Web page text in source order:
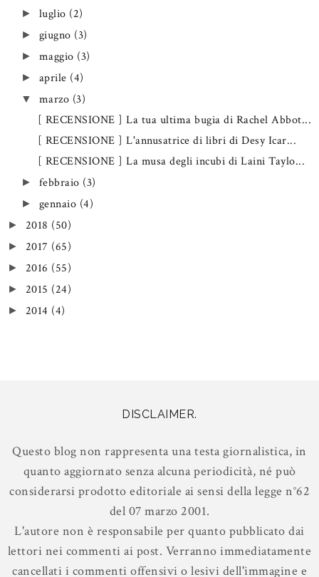
► luglio (2)
► giugno (3)
► maggio (3)
► aprile (4)
▼ marzo (3)
[ RECENSIONE ] La tua ultima bugia di Rachel Abbot...
[ RECENSIONE ] L'annusatrice di libri di Desy Icar...
[ RECENSIONE ] La musa degli incubi di Laini Taylo...
► febbraio (3)
► gennaio (4)
► 2018 (50)
► 2017 (65)
► 2016 (55)
► 2015 (24)
► 2014 (4)
DISCLAIMER.
Questo blog non rappresenta una testa giornalistica, in
quanto aggiornato senza alcuna periodicità, né può
considerarsi prodotto editoriale ai sensi della legge n°62
del 07 marzo 2001.
L'autore non è responsabile per quanto pubblicato dai
lettori nei commenti ai post. Verranno immediatamente
cancellati i commenti offensivi o lesivi dell'immagine e